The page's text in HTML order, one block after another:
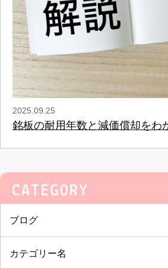
2025.09.25
銘板の耐用年数と減価償却をわ
ブログ
カテゴリー名